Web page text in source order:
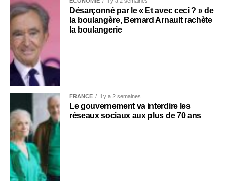
Désarçonné par le « Et avec ceci ? » de
la boulangère, Bernard Arnault rachète
la boulangerie
FRANCE Il y a 2 semaines
Le gouvernement va interdire les
réseaux sociaux aux plus de 70 ans